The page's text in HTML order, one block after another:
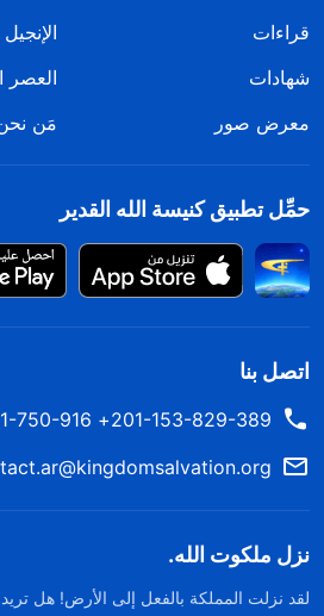
قراءات
الإنجيل
شهادات
العصر
معرض صور
مَن
حمِّل تطبيق كنيسة الله القدير
اتصل بنا
201-153-829-389+ 213-551-750-916+
نزل ملكوت الله.
لقد نزلت المملكة بالفعل إلى الأرض! هل